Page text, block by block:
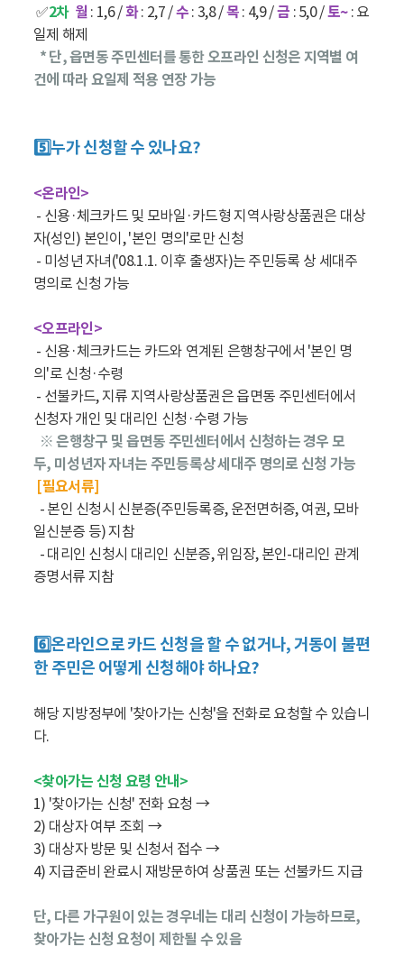
✅2차 월 : 1,6 /화: 2,7 /수 : 3,8 /목 : 4,9 /금 : 5,0 /토~: 요
일제 해제
* 단, 읍면동 주민센터를 통한 오프라인 신청은 지역별 여
건에 따라 요일제 적용 연장 가능
5️⃣누가 신청할 수 있나요?
<온라인>
- 신용·체크카드 및 모바일·카드형 지역사랑상품권은 대상
자(성인) 본인이, '본인 명의'로만 신청
- 미성년 자녀('08.1.1. 이후 출생자)는 주민등록 상 세대주
명의로 신청 가능
<오프라인>
- 신용·체크카드는 카드와 연계된 은행창구에서 '본인 명
의'로 신청·수령
- 선불카드, 지류 지역사랑상품권은 읍면동 주민센터에서
신청자 개인 및 대리인 신청·수령 가능
※ 은행창구 및 읍면동 주민센터에서 신청하는 경우 모
두, 미성년자 자녀는 주민등록상 세대주 명의로 신청 가능
[필요서류]
- 본인 신청시 신분증(주민등록증, 운전면허증, 여권, 모바
일신분증 등) 지참
- 대리인 신청시 대리인 신분증, 위임장, 본인-대리인 관계
증명서류 지참
6️⃣온라인으로 카드 신청을 할 수 없거나, 거동이 불편
한 주민은 어떻게 신청해야 하나요?
해당 지방정부에 '찾아가는 신청'을 전화로 요청할 수 있습니
다.
<찾아가는 신청 요령 안내>
1) '찾아가는 신청' 전화 요청 →
2) 대상자 여부 조회 →
3) 대상자 방문 및 신청서 접수 →
4) 지급준비 완료시 재방문하여 상품권 또는 선불카드 지급
단, 다른 가구원이 있는 경우네는 대리 신청이 가능하므로,
찾아가는 신청 요청이 제한될 수 있음